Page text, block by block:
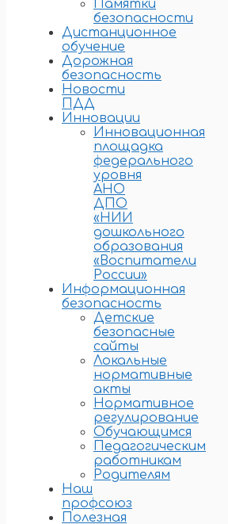
Памятки
безопасности
Дистанционное
обучение
Дорожная
безопасность
Новости
ПДД
Инновации
Инновационная
площадка
федерального
уровня
АНО
ДПО
«НИИ
дошкольного
образования
«Воспитатели
России»
Информационная
безопасность
Детские
безопасные
сайты
Локальные
нормативные
акты
Нормативное
регулирование
Обучающимся
Педагогическим
работникам
Родителям
Наш
профсоюз
Полезная